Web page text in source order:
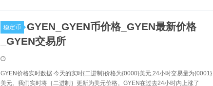
稳定币
GYEN_GYEN币价格_GYEN最新价格
_GYEN交易所
GYEN价格实时数据 今天的实时{二进制}价格为{0000}美元,24小时交易量为{0001}
美元。我们实时将｛二进制｝更新为美元价格。GYEN在过去24小时内上涨了